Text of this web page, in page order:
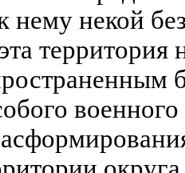
нему некой